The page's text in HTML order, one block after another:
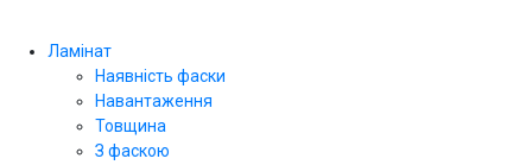
Ламінат
Наявність фаски
Навантаження
Товщина
З фаскою